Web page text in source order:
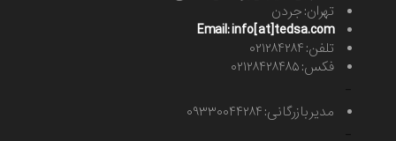
تهران: جردن
Email: info[at]tedsa.com
تلفن: ۰۲۱۲۸۴۲۸۴
فکس: ۰۲۱۲۸۴۲۸۴۸۵
مدیر بازرگانی: ۰۹۳۳۰۰۴۴۲۸۴